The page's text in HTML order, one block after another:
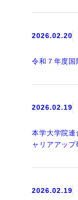
2026.02.20
令和７年度国
2026.02.19
本学大学院連
ャリアアッ
2026.02.19